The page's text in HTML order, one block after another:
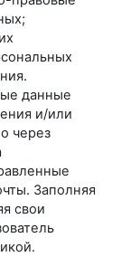
данные
и/или
через
Заполняя
свои